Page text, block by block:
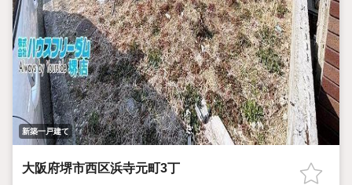
新築一戸建て
大阪府堺市西区浜寺元町3丁